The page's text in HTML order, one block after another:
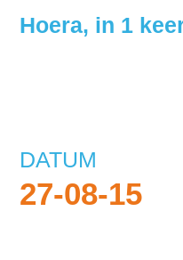
Hoera, in 1
DATUM
27-08-15